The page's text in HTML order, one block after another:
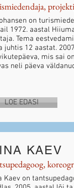
on
1972. aastal
Tema
juhtis 12 aastat.
mis sai
neli päeva
LOE EDASI
KAEV
Kaev on